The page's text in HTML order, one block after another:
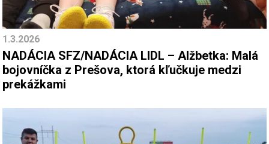
1.3.2026
NADÁCIA SFZ/NADÁCIA LIDL – Alžbetka: Malá
bojovníčka z Prešova, ktorá kľučkuje medzi
prekážkami